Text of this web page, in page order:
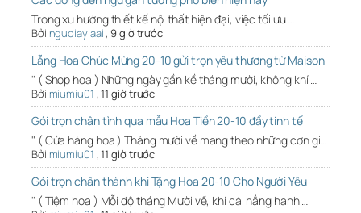
Trong xu hướng thiết kế nội thất hiện đại, việc tối ưu …
Bởi nguoiaylaai,9 giờ trước
Lẵng Hoa Chúc Mừng 20-10 gửi trọn yêu thương từ Maison
" ( Shop hoa ) Những ngày gần kề tháng mười, không khí …
Bởi miumiu01 ,11 giờ trước
Gói trọn chân tình qua mẫu Hoa Tiền 20-10 đầy tinh tế
" ( Cửa hàng hoa ) Tháng mười về mang theo những cơn gi…
Bởi miumiu01 ,11 giờ trước
Gói trọn chân thành khi Tặng Hoa 20-10 Cho Người Yêu
" ( Tiệm hoa ) Mỗi độ tháng Mười về, khi cái nắng hanh …